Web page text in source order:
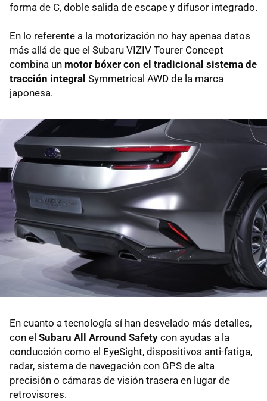
forma de C, doble salida de escape y difusor integrado.
En lo referente a la motorización no hay apenas datos
más allá de que el Subaru VIZIV Tourer Concept
combina un motor bóxer con el tradicional sistema de
tracción integral Symmetrical AWD de la marca
japonesa.
En cuanto a tecnología sí han desvelado más detalles,
con el Subaru All Arround Safety con ayudas a la
conducción como el EyeSight, dispositivos anti-fatiga,
radar, sistema de navegación con GPS de alta
precisión o cámaras de visión trasera en lugar de
retrovisores.